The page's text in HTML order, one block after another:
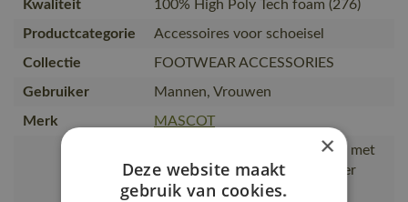
Kwaliteit
100% High Poly Tech foam (276)
Productcategorie
Accessoires voor schoeisel
Collectie
FOOTWEAR ACCESSORIES
Gebruiker
Mannen, Vrouwen
Merk
MASCOT
Extra aangenaam loopcomfort met
absorberend stootkussen onder
voorvoet en hiel., ESD-
×
Deze website maakt
gebruik van cookies.